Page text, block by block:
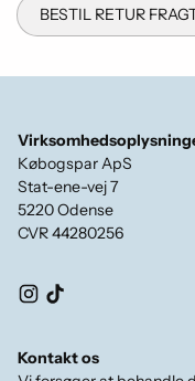
BESTIL RETUR
Købogspar ApS
Stat-ene-vej 7
5220 Odense
CVR 44280256
Kontakt os